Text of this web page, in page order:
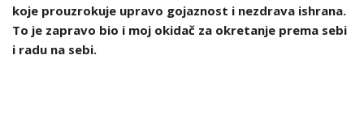
koje prouzrokuje upravo gojaznost i nezdrava ishrana.
To je zapravo bio i moj okidač za okretanje prema sebi
i radu na sebi.